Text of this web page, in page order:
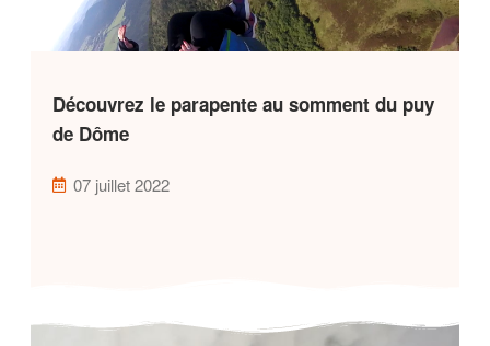
Découvrez le parapente au somment du puy
de Dôme
07 juillet 2022